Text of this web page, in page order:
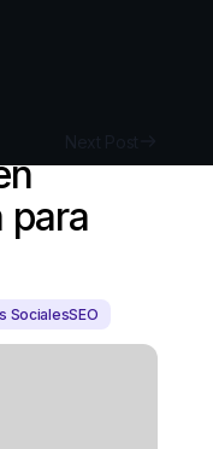
para
SocialesSEO